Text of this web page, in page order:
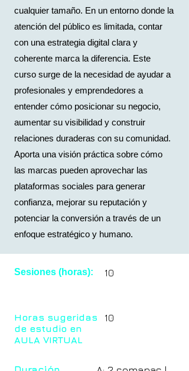
cualquier tamaño. En un entorno donde la
atención del público es limitada, contar
con una estrategia digital clara y
coherente marca la diferencia. Este
curso surge de la necesidad de ayudar a
profesionales y emprendedores a
entender cómo posicionar su negocio,
aumentar su visibilidad y construir
relaciones duraderas con su comunidad.
Aporta una visión práctica sobre cómo
las marcas pueden aprovechar las
plataformas sociales para generar
confianza, mejorar su reputación y
potenciar la conversión a través de un
enfoque estratégico y humano.
Sesiones (horas): 10
Horas sugeridas
de estudio en
AULA VIRTUAL
10